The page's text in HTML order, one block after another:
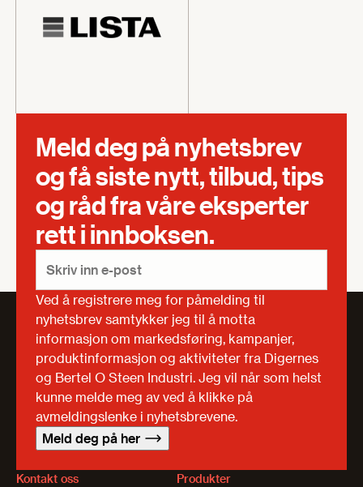
Meld deg på nyhetsbrev
og få siste nytt, tilbud, tips
og råd fra våre eksperter
rett i innboksen.
Ved å registrere meg for påmelding til
nyhetsbrev samtykker jeg til å motta
informasjon om markedsføring, kampanjer,
produktinformasjon og aktiviteter fra Digernes
og Bertel O Steen Industri. Jeg vil når som helst
kunne melde meg av ved å klikke på
avmeldingslenke i nyhetsbrevene.
Meld deg på her
Kontakt oss Produkter